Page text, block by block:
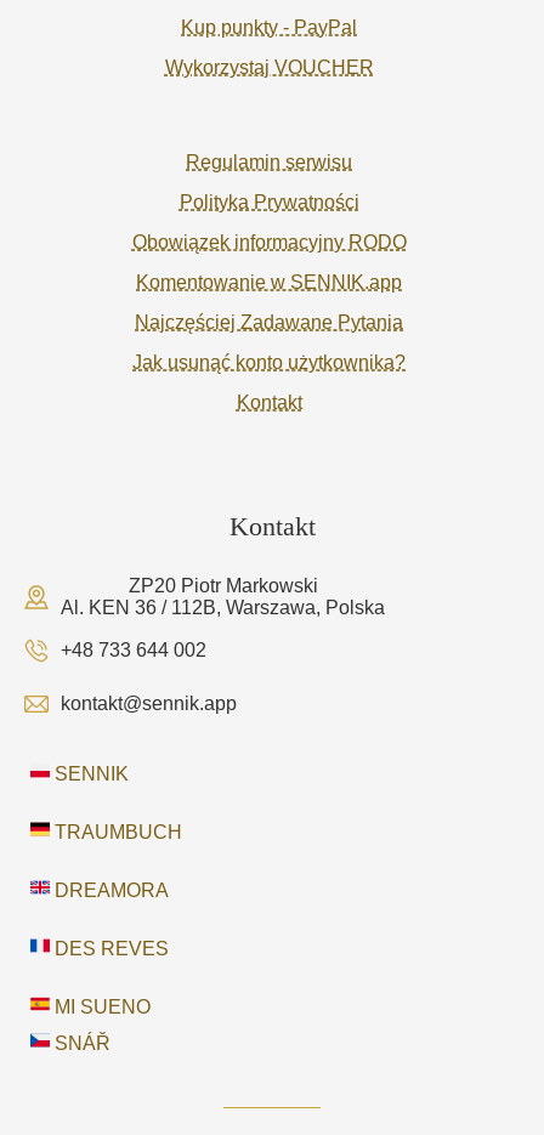
Kup punkty - PayPal
Wykorzystaj VOUCHER
Regulamin serwisu
Polityka Prywatności
Obowiązek informacyjny RODO
Komentowanie w SENNIK.app
Najczęściej Zadawane Pytania
Jak usunąć konto użytkownika?
Kontakt
Kontakt
ZP20 Piotr Markowski
Al. KEN 36 / 112B, Warszawa, Polska
+48 733 644 002
kontakt@sennik.app
SENNIK
TRAUMBUCH
DREAMORA
DES REVES
MI SUENO
SNÁŘ